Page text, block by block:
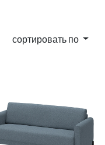
сортировать по